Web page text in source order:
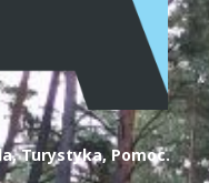
Turystyka, Pomoc.